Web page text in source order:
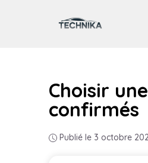
Choisir
confirmés
Publié le 3 octobre